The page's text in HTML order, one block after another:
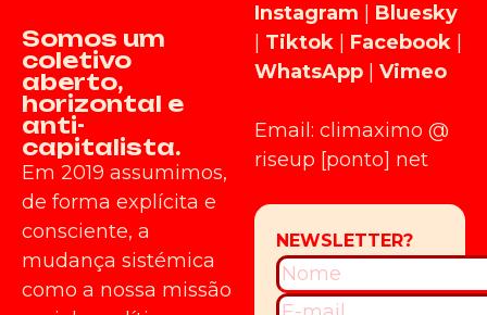
Somos um
coletivo
aberto,
horizontal e
anti-
capitalista.
Em 2019 assumimos,
de forma explícita e
consciente, a
mudança sistémica
como a nossa missão
Instagram
Bluesky
Tiktok Facebook
WhatsApp
Vimeo
Email: climaximo @
riseup [ponto] net